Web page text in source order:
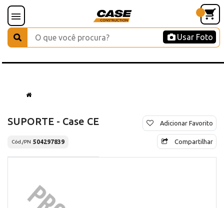
Usar Foto
SUPORTE - Case CE
Cód./PN 504297839
Adicionar Favorito
Compartilhar